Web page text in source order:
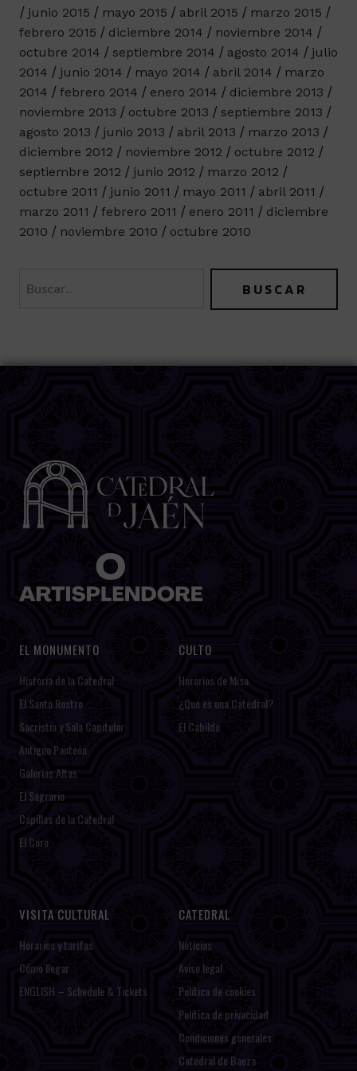
junio 2015
mayo 2015 abril 2015
marzo 2015
febrero 2015
diciembre 2014
noviembre 2014
octubre 2014
septiembre 2014 agosto 2014
julio
2014
junio 2014 mayo 2014 abril 2014
marzo
2014
febrero 2014 enero 2014
diciembre 2013
noviembre 2013
octubre 2013
septiembre 2013
agosto 2013
junio 2013 abril 2013
marzo 2013
diciembre 2012
noviembre 2012
octubre 2012
septiembre 2012
junio 2012
marzo 2012
octubre 2011
junio 2011 mayo 2011
abril 2011
marzo 2011
febrero 2011 enero 2011
diciembre
2010
noviembre 2010 octubre 2010
EL MONUMENTO
Historia de la Catedral
El Santo Rostro
Sacristía y Sala Capitular
Antiguo Panteón
Galerías Altas
El Sagrario
Capillas de la Catedral
El Coro
CULTO
Horarios de Misa
¿Qué es una Catedral?
El Cabildo
VISITA CULTURAL
Horarios y tarifas
Cómo llegar
ENGLISH – Schedule & Tickets
CATEDRAL
Noticias
Aviso legal
Política de cookies
Política de privacidad
Condiciones generales
Catedral de Baeza